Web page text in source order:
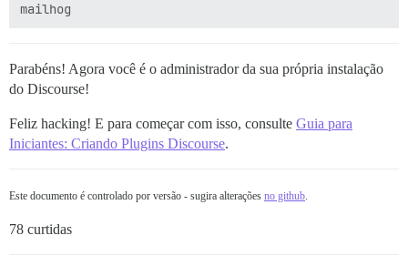
Parabéns! Agora você é o administrador da sua própria instalação
do Discourse!
Feliz hacking! E para começar com isso, consulte Guia para
Iniciantes: Criando Plugins Discourse.
Este documento é controlado por versão - sugira alterações no github.
78 curtidas